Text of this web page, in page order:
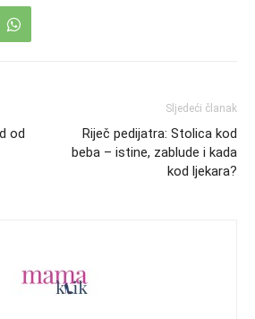
od
Sljedeći članak
Riječ pedijatra: Stolica kod
beba – istine, zablude i kada
kod ljekara?